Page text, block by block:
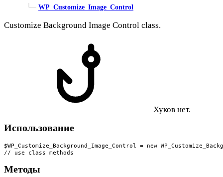
└─ WP_Customize_Image_Control
Customize Background Image Control class.
Хуков нет.
Использование
$WP_Customize_Background_Image_Control = new
// use class methods
Методы